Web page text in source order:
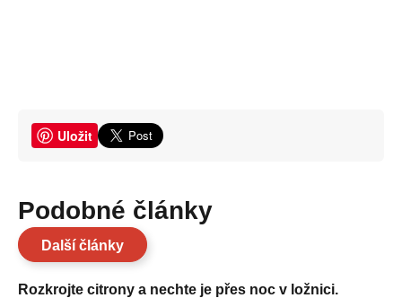
Uložit
Podobné články
Další články
Rozkrojte citrony a nechte je přes noc v ložnici.